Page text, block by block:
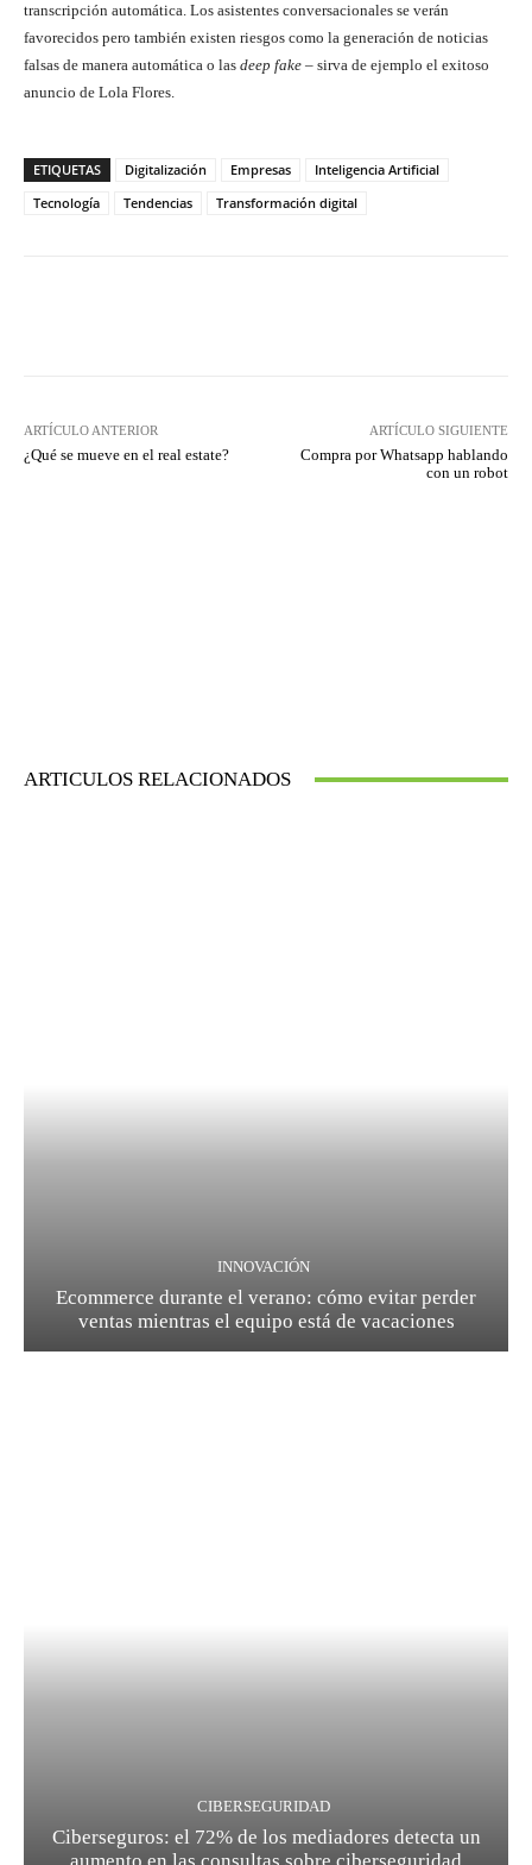
transcripción automática. Los asistentes conversacionales se verán
favorecidos pero también existen riesgos como la generación de noticias
falsas de manera automática o las deep fake – sirva de ejemplo el exitoso
anuncio de Lola Flores.
ETIQUETAS Digitalización Empresas
Inteligencia Artificial
Tecnología
Tendencias Transformación digital
ARTÍCULO ANTERIOR
¿Qué se mueve en el real estate?
ARTÍCULO SIGUIENTE
Compra por Whatsapp hablando
con un robot
ARTICULOS RELACIONADOS
INNOVACIÓN
Ecommerce durante el verano: cómo evitar perder
ventas mientras el equipo está de vacaciones
CIBERSEGURIDAD
Ciberseguros: el 72% de los mediadores detecta un